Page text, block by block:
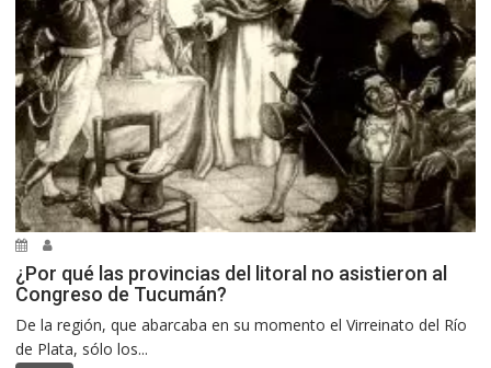
¿Por qué las provincias del litoral no asistieron al
Congreso de Tucumán?
De la región, que abarcaba en su momento el Virreinato del Río
de Plata, sólo los...